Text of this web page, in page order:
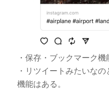
・保存・ブックマーク機
・リツイートみたいな
機能はある。